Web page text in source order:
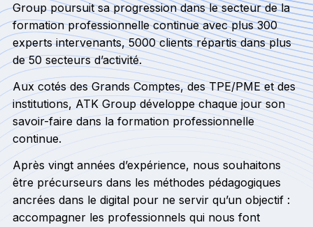
Group poursuit sa progression dans le secteur de la
formation professionnelle continue avec plus 300
experts intervenants, 5000 clients répartis dans plus
de 50 secteurs d’activité.
Aux cotés des Grands Comptes, des TPE/PME et des
institutions, ATK Group développe chaque jour son
savoir-faire dans la formation professionnelle
continue.
Après vingt années d’expérience, nous souhaitons
être précurseurs dans les méthodes pédagogiques
ancrées dans le digital pour ne servir qu’un objectif :
accompagner les professionnels qui nous font